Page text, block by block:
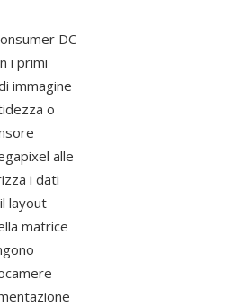
DC
i primi
immagine
o
alle
i dati
layout
matrice